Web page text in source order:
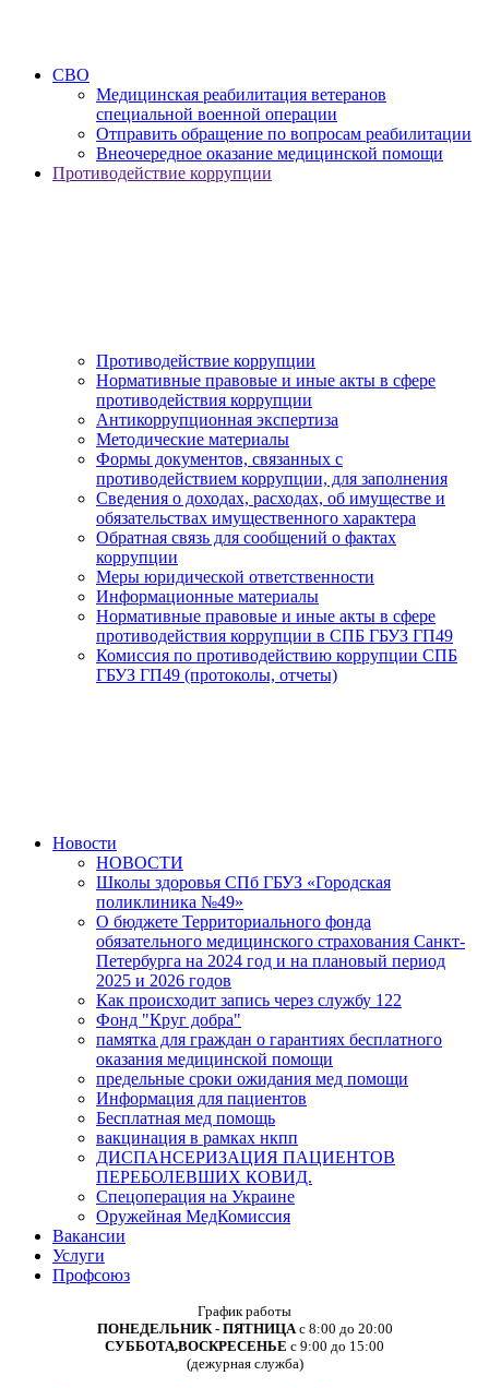
СВО
Медицинская реабилитация ветеранов
специальной военной операции
Отправить обращение по вопросам реабилитации
Внеочередное оказание медицинской помощи
Противодействие коррупции
Противодействие коррупции
Нормативные правовые и иные акты в сфере
противодействия коррупции
Антикоррупционная экспертиза
Методические материалы
Формы документов, связанных с
противодействием коррупции, для заполнения
Сведения о доходах, расходах, об имуществе и
обязательствах имущественного характера
Обратная связь для сообщений о фактах
коррупции
Меры юридической ответственности
Информационные материалы
Нормативные правовые и иные акты в сфере
противодействия коррупции в СПБ ГБУЗ ГП49
Комиссия по противодействию коррупции СПБ
ГБУЗ ГП49 (протоколы, отчеты)
Новости
НОВОСТИ
Школы здоровья СПб ГБУЗ «Городская
поликлиника №49»
О бюджете Территориального фонда
обязательного медицинского страхования Санкт-
Петербурга на 2024 год и на плановый период
2025 и 2026 годов
Как происходит запись через службу 122
Фонд "Круг добра"
памятка для граждан о гарантиях бесплатного
оказания медицинской помощи
предельные сроки ожидания мед помощи
Информация для пациентов
Бесплатная мед помощь
вакцинация в рамках нкпп
ДИСПАНСЕРИЗАЦИЯ ПАЦИЕНТОВ
ПЕРЕБОЛЕВШИХ КОВИД.
Спецоперация на Украине
Оружейная МедКомиссия
Вакансии
Услуги
Профсоюз
График работы
ПОНЕДЕЛЬНИК - ПЯТНИЦА с 8:00 до 20:00
СУББОТА,ВОСКРЕСЕНЬЕ с 9:00 до 15:00
(дежурная служба)